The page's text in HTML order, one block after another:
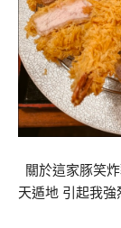
關於這家豚笑
天遁地 引起我